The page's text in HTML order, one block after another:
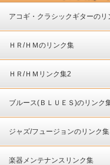
アコギ・クラシックギターのリ
ＨＲ/ＨＭのリンク集
ＨＲ/ＨＭリンク集2
ブルース(ＢＬＵＥＳ)のリンク
ジャズ/フュージョンのリンク集
楽器メンテナンスリンク集